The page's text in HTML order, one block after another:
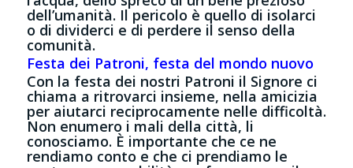
dell’umanità. Il pericolo è quello di isolarci
o di dividerci e di perdere il senso della
comunità.
Festa dei Patroni, festa del mondo nuovo
Con la festa dei nostri Patroni il Signore ci
chiama a ritrovarci insieme, nella amicizia
per aiutarci reciprocamente nelle difficoltà.
Non enumero i mali della città, li
conosciamo. È importante che ce ne
rendiamo conto e che ci prendiamo le